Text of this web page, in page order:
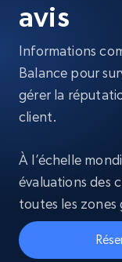
avis
Informations
Balance pour
gérer la
client.
À l’échelle
évaluations des
toutes les